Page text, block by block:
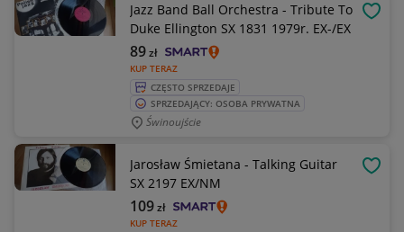
Jazz Band Ball Orchestra - Tribute To
Duke Ellington SX 1831 1979r. EX-/EX
KUP TERAZ
89zł
CZĘSTO SPRZEDAJE
SPRZEDAJĄCY: OSOBA PRYWATNA
Świnoujście
Jarosław Śmietana - Talking Guitar
SX 2197 EX/NM
KUP TERAZ
109zł